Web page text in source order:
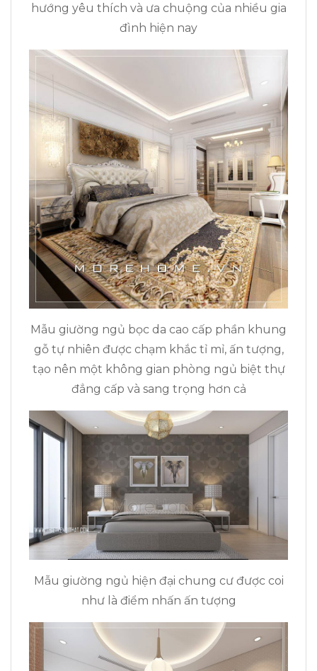
hướng yêu thích và ưa chuộng của nhiều gia
đình hiện nay
Mẫu giường ngủ bọc da cao cấp phần khung
gỗ tự nhiên được chạm khắc tỉ mỉ, ấn tượng,
tạo nên một không gian phòng ngủ biệt thự
đẳng cấp và sang trọng hơn cả
Mẫu giường ngủ hiện đại chung cư được coi
như là điểm nhấn ấn tượng